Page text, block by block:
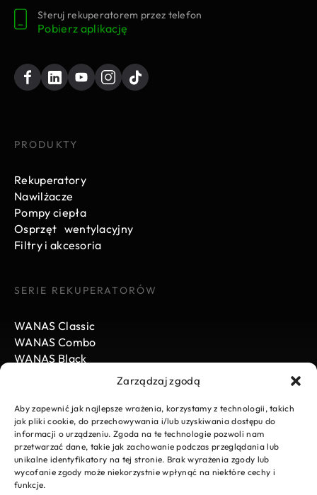
Zarządzaj zgodą
Aby zapewnić jak najlepsze wrażenia, korzystamy z technologii, takich
jak pliki cookie, do przechowywania i/lub uzyskiwania dostępu do
informacji o urządzeniu. Zgoda na te technologie pozwoli nam
przetwarzać dane, takie jak zachowanie podczas przeglądania lub
unikalne identyfikatory na tej stronie. Brak wyrażenia zgody lub
wycofanie zgody może niekorzystnie wpłynąć na niektóre cechy i
funkcje.
Steruj rekuperatorem przez telefon
Pobierz aplikację
PRODUKTY
Rekuperatory
Nawilżacze
Pompy ciepła
Osprzęt wentylacyjny
Filtry i akcesoria
SERIE REKUPERATORÓW
WANAS Classic
WANAS Combo
WANAS Black
WANAS
Aktualności
Kariera
Do pobrania
E-Sklep